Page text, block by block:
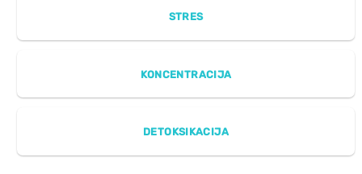
STRES
KONCENTRACIJA
DETOKSIKACIJA